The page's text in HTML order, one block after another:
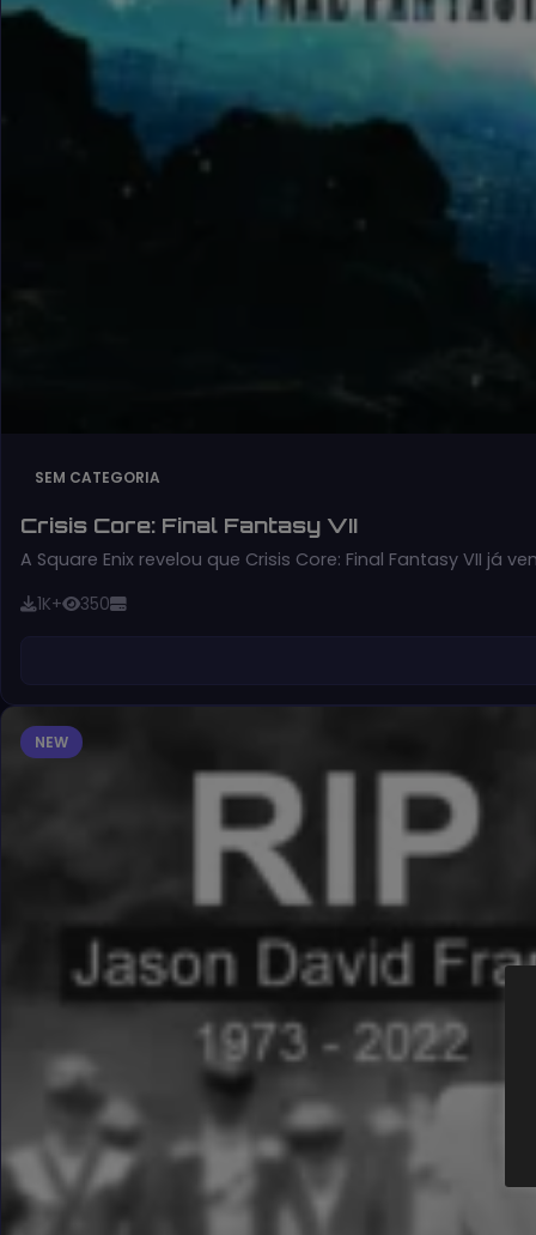
SEM CATEGORIA
Crisis Core: Final Fantasy VII
A Square Enix revelou que Crisis Core: Final Fantasy VII já
1K+ 350
NEW